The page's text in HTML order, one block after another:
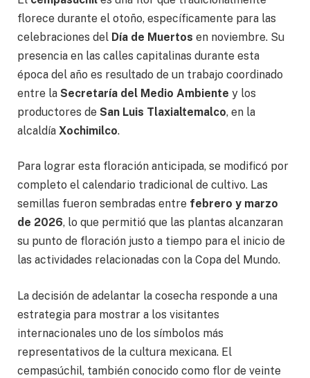
florece durante el otoño, específicamente para las
celebraciones del Día de Muertos en noviembre. Su
presencia en las calles capitalinas durante esta
época del año es resultado de un trabajo coordinado
entre la Secretaría del Medio Ambiente y los
productores de San Luis Tlaxialtemalco, en la
alcaldía Xochimilco.
Para lograr esta floración anticipada, se modificó por
completo el calendario tradicional de cultivo. Las
semillas fueron sembradas entre febrero y marzo
de 2026, lo que permitió que las plantas alcanzaran
su punto de floración justo a tiempo para el inicio de
las actividades relacionadas con la Copa del Mundo.
La decisión de adelantar la cosecha responde a una
estrategia para mostrar a los visitantes
internacionales uno de los símbolos más
representativos de la cultura mexicana. El
cempasúchil, también conocido como flor de veinte